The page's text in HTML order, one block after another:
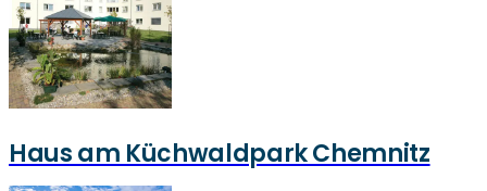
Haus am Küchwaldpark Chemnitz